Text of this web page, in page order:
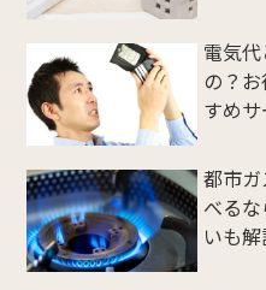
電気
の？
すめサ
都市
べる
いも解